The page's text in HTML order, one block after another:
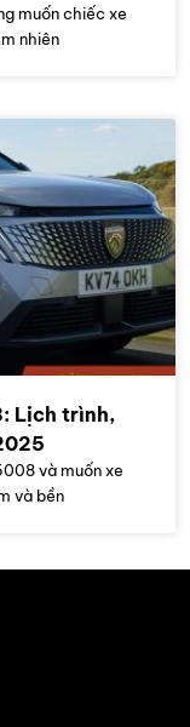
muốn chiếc xe
nhiên
Lịch trình,
và muốn xe
và bền